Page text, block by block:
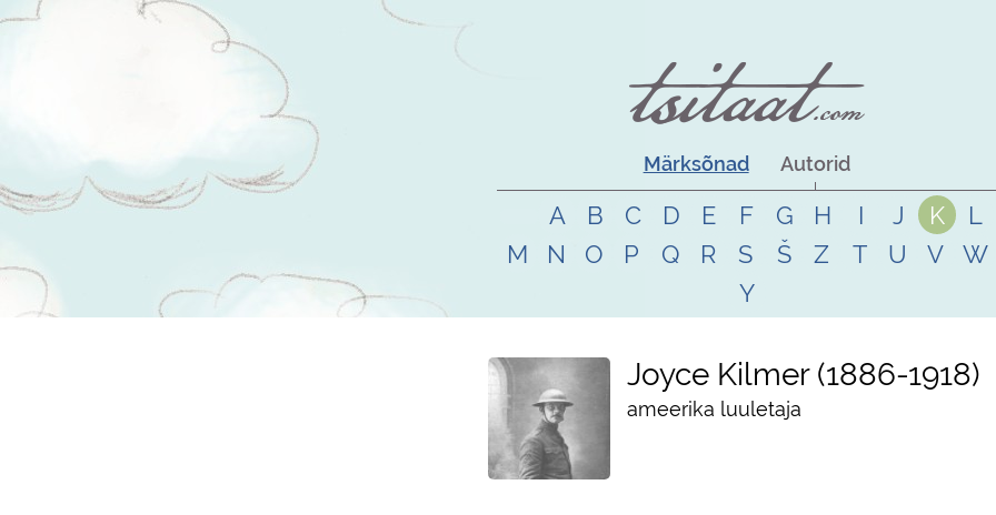
Märksõnad Autorid
A B C D E F G H I J K
L
M
N O P Q R S Š Z T U V
W
Y
Joyce Kilmer 1886-1918
ameerika luuletaja